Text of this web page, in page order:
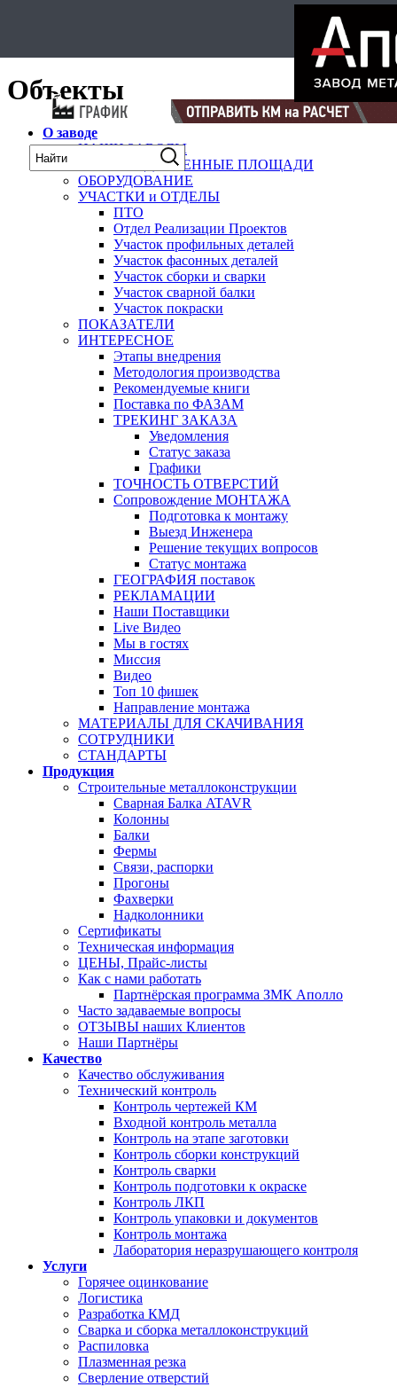
Объекты
О заводе
НАШИ ЗАВОДЫ
ПРОИЗВОДСТВЕННЫЕ ПЛОЩАДИ
ОБОРУДОВАНИЕ
УЧАСТКИ и ОТДЕЛЫ
ПТО
Отдел Реализации Проектов
Участок профильных деталей
Участок фасонных деталей
Участок сборки и сварки
Участок сварной балки
Участок покраски
ПОКАЗАТЕЛИ
ИНТЕРЕСНОЕ
Этапы внедрения
Методология производства
Рекомендуемые книги
Поставка по ФАЗАМ
ТРЕКИНГ ЗАКАЗА
Уведомления
Статус заказа
Графики
ТОЧНОСТЬ ОТВЕРСТИЙ
Сопровождение МОНТАЖА
Подготовка к монтажу
Выезд Инженера
Решение текущих вопросов
Статус монтажа
ГЕОГРАФИЯ поставок
РЕКЛАМАЦИИ
Наши Поставщики
Live Видео
Мы в гостях
Миссия
Видео
Топ 10 фишек
Направление монтажа
МАТЕРИАЛЫ ДЛЯ СКАЧИВАНИЯ
СОТРУДНИКИ
СТАНДАРТЫ
Продукция
Строительные металлоконструкции
Сварная Балка ATAVR
Колонны
Балки
Фермы
Связи, распорки
Прогоны
Фахверки
Надколонники
Сертификаты
Техническая информация
ЦЕНЫ, Прайс-листы
Как с нами работать
Партнёрская программа ЗМК Аполло
Часто задаваемые вопросы
ОТЗЫВЫ наших Клиентов
Наши Партнёры
Качество
Качество обслуживания
Технический контроль
Контроль чертежей КМ
Входной контроль металла
Контроль на этапе заготовки
Контроль сборки конструкций
Контроль сварки
Контроль подготовки к окраске
Контроль ЛКП
Контроль упаковки и документов
Контроль монтажа
Лаборатория неразрушающего контроля
Услуги
Горячее оцинкование
Логистика
Разработка КМД
Сварка и сборка металлоконструкций
Распиловка
Плазменная резка
Сверление отверстий